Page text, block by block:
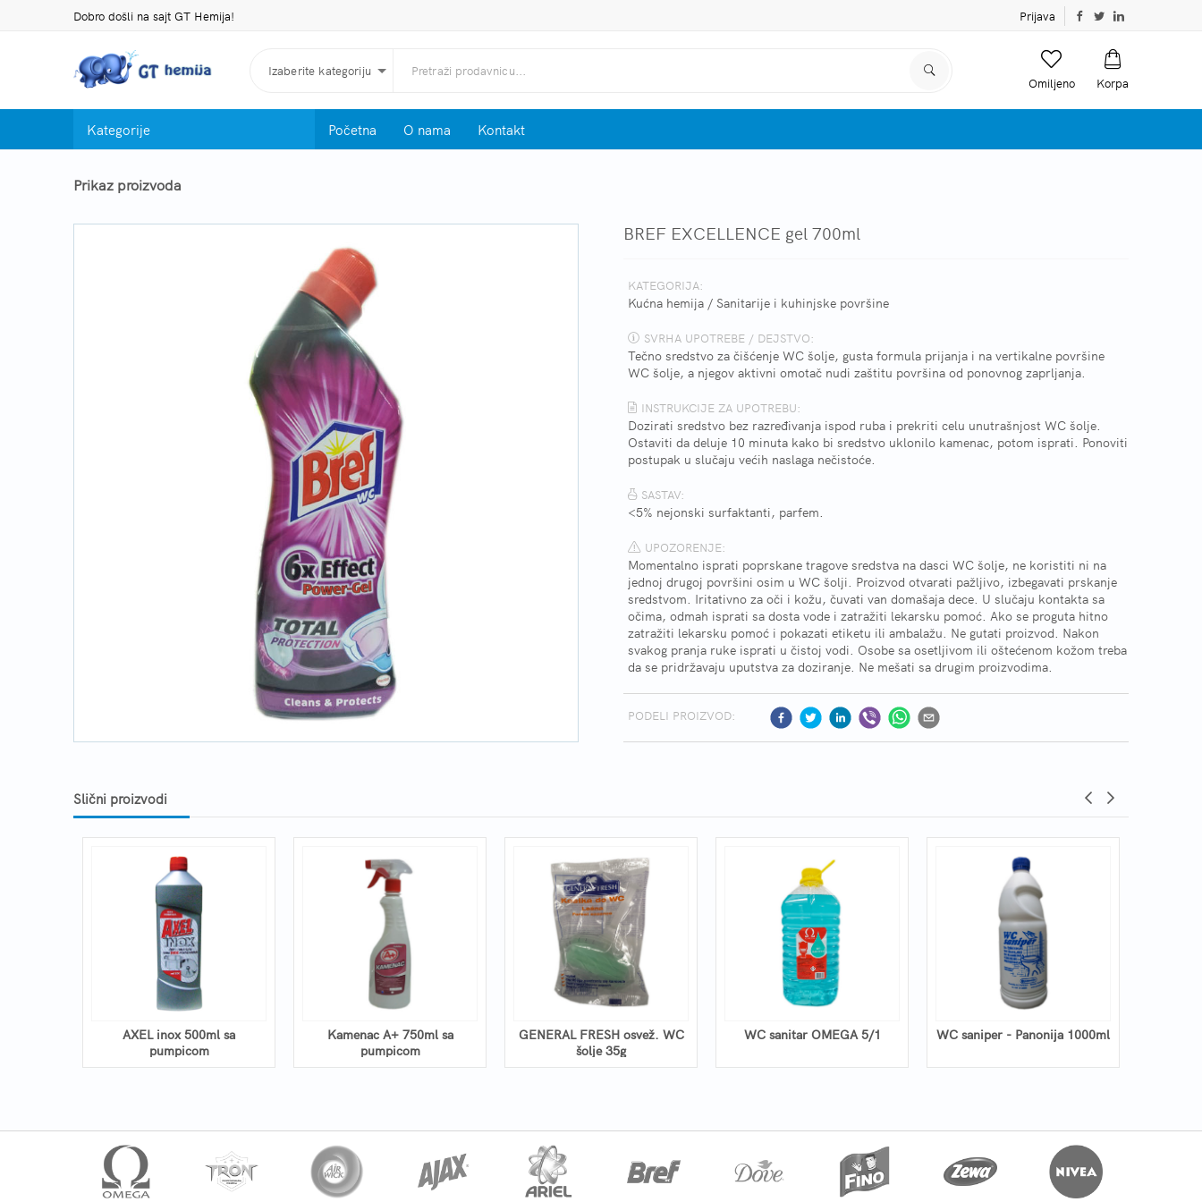
Dobro došli na sajt GT Hemija! Prijava
Izaberite kategoriju
Omiljeno Korpa
Kategorije Početna O nama Kontakt
Prikaz proizvoda
BREF EXCELLENCE gel 700ml
KATEGORIJA:
Kućna hemija / Sanitarije i kuhinjske površine
SVRHA UPOTREBE / DEJSTVO:
Tečno sredstvo za čišćenje WC šolje, gusta formula prijanja i na vertikalne površine
WC šolje, a njegov aktivni omotač nudi zaštitu površina od ponovnog zaprljanja.
INSTRUKCIJE ZA UPOTREBU:
Dozirati sredstvo bez razređivanja ispod ruba i prekriti celu unutrašnjost WC šolje.
Ostaviti da deluje 10 minuta kako bi sredstvo uklonilo kamenac, potom isprati. Ponoviti
postupak u slučaju većih naslaga nečistoće.
SASTAV:
<5% nejonski surfaktanti, parfem.
UPOZORENJE:
Momentalno isprati poprskane tragove sredstva na dasci WC šolje, ne koristiti ni na
jednoj drugoj površini osim u WC šolji. Proizvod otvarati pažljivo, izbegavati prskanje
sredstvom. Iritativno za oči i kožu, čuvati van domašaja dece. U slučaju kontakta sa
očima, odmah isprati sa dosta vode i zatražiti lekarsku pomoć. Ako se proguta hitno
zatražiti lekarsku pomoć i pokazati etiketu ili ambalažu. Ne gutati proizvod. Nakon
svakog pranja ruke isprati u čistoj vodi. Osobe sa osetljivom ili oštećenom kožom treba
da se pridržavaju uputstva za doziranje. Ne mešati sa drugim proizvodima.
PODELI PROIZVOD:
Slični proizvodi
AXEL inox 500ml sa
pumpicom
Kamenac A+ 750ml sa
pumpicom
GENERAL FRESH osvež. WC
šolje 35g
WC sanitar OMEGA 5/1 WC saniper - Panonija 1000ml